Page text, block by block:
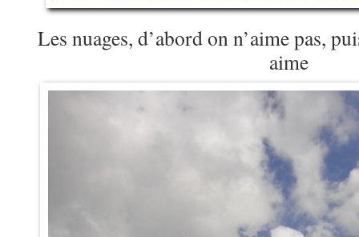
Les nuages, d’abord on n’aime pas,
aime